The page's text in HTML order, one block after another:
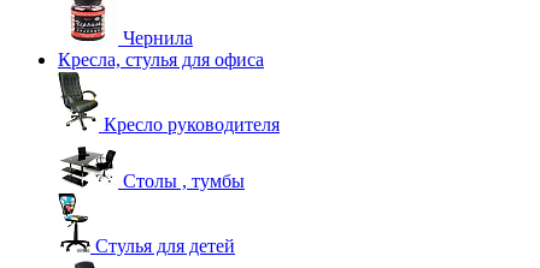
Чернила
Кресла, стулья для офиса
Кресло руководителя
Столы , тумбы
Стулья для детей